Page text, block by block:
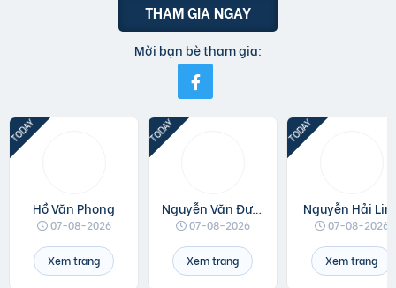
THAM GIA NGAY
Mời bạn bè tham gia:
Hồ Văn Phong
07-08-2026
Xem trang
Nguyễn Văn Được
07-08-2026
Xem trang
Nguyễn Hải
07-08-2026
Xem trang